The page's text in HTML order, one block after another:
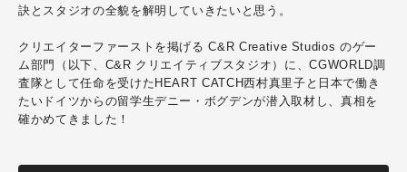
訣とスタジオの全貌を解明していきたいと思う。
クリエイターファーストを掲げる C&R Creative Studios のゲー
ム部門（以下、C&R クリエイティブスタジオ）に、CGWORLD調
査隊として任命を受けたHEART CATCH西村真里子と日本で働き
たいドイツからの留学生デニー・ボグデンが潜入取材し、真相を
確かめてきました！